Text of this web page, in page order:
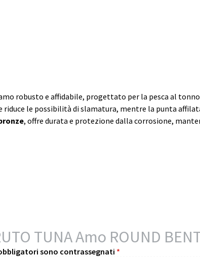
robusto e affidabile, progettato per la pesca al
riduce le possibilità di slamatura, mentre la punta
, offre durata e protezione dalla corrosione,
TUNA Amo ROUND
sono contrassegnati *